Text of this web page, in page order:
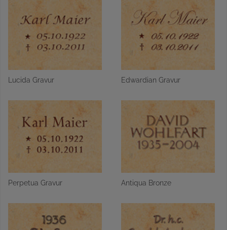
Lucida Gravur Edwardian Gravur
Perpetua Gravur Antiqua Bronze